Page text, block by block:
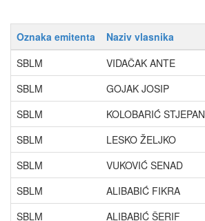
Oznaka emitenta Naziv vlasnika
SBLM
VIDAČAK ANTE
SBLM
GOJAK JOSIP
SBLM
KOLOBARIĆ STJEPAN
SBLM
LESKO ŽELJKO
SBLM
VUKOVIĆ SENAD
SBLM
ALIBABIĆ FIKRA
SBLM
ALIBABIĆ ŠERIF